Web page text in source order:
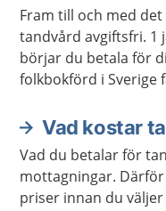
Fram till och med
tandvård avgiftsfri. 1
börjar du betala för
folkbokförd i Sverige
Vad kostar
Vad du betalar för
mottagningar.
priser innan du